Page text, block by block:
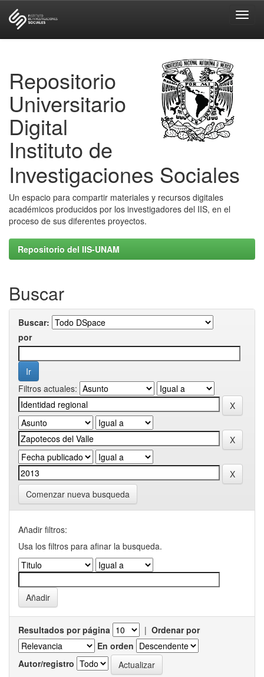
Repositorio
Universitario
Digital
Instituto de
Investigaciones Sociales
Un espacio para compartir materiales y recursos digitales
académicos producidos por los investigadores del IIS, en el
proceso de sus diferentes proyectos.
Repositorio del IIS-UNAM
Buscar
Buscar:
por
Filtros actuales:
Comenzar nueva busqueda
Añadir filtros:
Usa los filtros para afinar la busqueda.
Resultados por página | Ordenar por
En orden
Autor/registro